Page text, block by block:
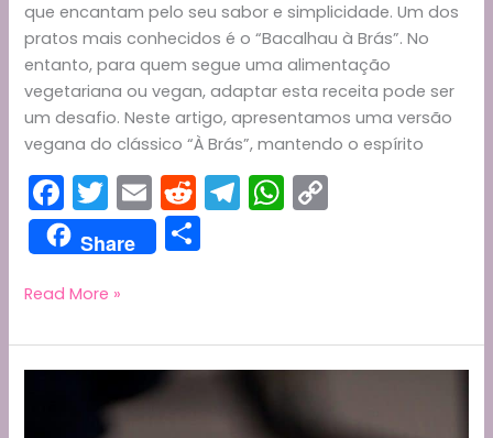
que encantam pelo seu sabor e simplicidade. Um dos
pratos mais conhecidos é o “Bacalhau à Brás”. No
entanto, para quem segue uma alimentação
vegetariana ou vegan, adaptar esta receita pode ser
um desafio. Neste artigo, apresentamos uma versão
vegana do clássico “À Brás”, mantendo o espírito
F
a
c
e
b
o
T
w
itt
er
E
m
ai
R
e
d
t
T
a
m
W
A
p
p
Li
n
Share
e
Receita
de
“À
Read More »